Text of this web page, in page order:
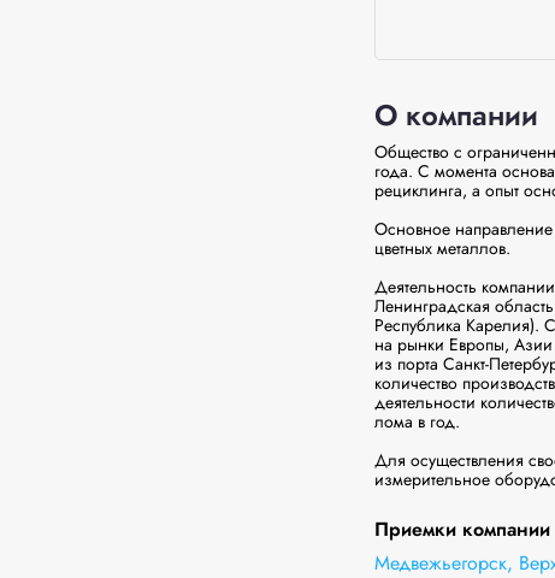
О компании
Общество с
года. С момента
рециклинга, а опыт
Основное направление
цветных металлов.
Деятельность
Ленинградская
Республика Карелия).
на рынки Европы,
из порта Санкт-
количество
деятельности
лома в год.
Для осуществления
измерительное
Приемки компании
Медвежьегорск,